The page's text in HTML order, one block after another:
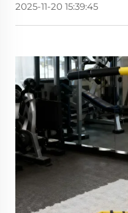
2025-11-20 15:39:45